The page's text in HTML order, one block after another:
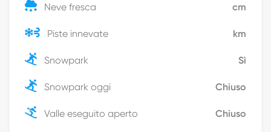
Neve fresca cm
Piste innevate km
Snowpark Sì
Snowpark oggi Chiuso
Valle eseguito aperto Chiuso